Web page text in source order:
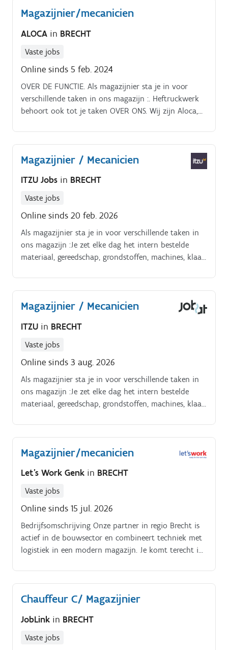
Magazijnier/mecanicien
ALOCA in BRECHT
Vaste jobs
Online sinds 5 feb. 2024
OVER DE FUNCTIE. Als magazijnier sta je in voor
verschillende taken in ons magazijn :. Heftruckwerk
behoort ook tot je taken OVER ONS. Wij zijn Aloca,
Magazijnier / Mecanicien
ITZU Jobs in BRECHT
Vaste jobs
Online sinds 20 feb. 2026
Als magazijnier sta je in voor verschillende taken in
ons magazijn :Je zet elke dag het intern bestelde
materiaal, gereedschap, grondstoffen, machines, klaar
Magazijnier / Mecanicien
ITZU in BRECHT
Vaste jobs
Online sinds 3 aug. 2026
Als magazijnier sta je in voor verschillende taken in
ons magazijn :Je zet elke dag het intern bestelde
materiaal, gereedschap, grondstoffen, machines, klaar
teruggebracht materiaal en herstelt eventuele schade.
Magazijnier/mecanicien
Let's Work Genk in BRECHT
Vaste jobs
Online sinds 15 jul. 2026
Bedrijfsomschrijving Onze partner in regio Brecht is
actief in de bouwsector en combineert techniek met
logistiek in een modern magazijn. Je komt terecht in
hands-on mentaliteit centraal staan. Als
magazijnier/mecanicien combineer je logistieke taken
Je zet dagelijks materialen, gereedschappen en
machines klaar voor je collega's Controleer je
Chauffeur C/ Magazijnier
JobLink in BRECHT
Vaste jobs